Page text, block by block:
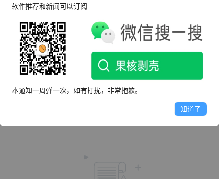
339015
这个人很懒，什么都没有留下～
软件推荐和新闻可以订阅
本通知一周弹一次，如有打扰，非常抱歉。
知道了